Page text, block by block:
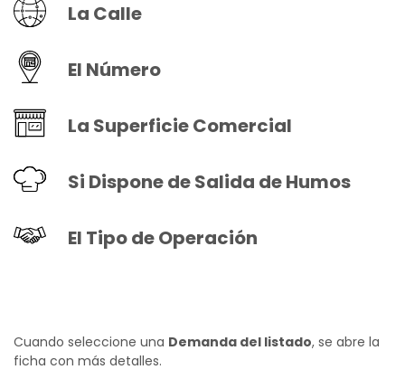
La Calle
El Número
La Superficie Comercial
Si Dispone de Salida de Humos
El Tipo de Operación
Cuando seleccione una Demanda del listado, se abre la
ficha con más detalles.